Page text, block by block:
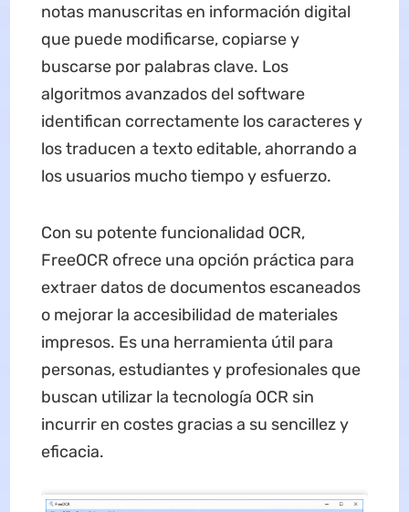
notas manuscritas en información digital
que puede modificarse, copiarse y
buscarse por palabras clave. Los
algoritmos avanzados del software
identifican correctamente los caracteres y
los traducen a texto editable, ahorrando a
los usuarios mucho tiempo y esfuerzo.
Con su potente funcionalidad OCR,
FreeOCR ofrece una opción práctica para
extraer datos de documentos escaneados
o mejorar la accesibilidad de materiales
impresos. Es una herramienta útil para
personas, estudiantes y profesionales que
buscan utilizar la tecnología OCR sin
incurrir en costes gracias a su sencillez y
eficacia.